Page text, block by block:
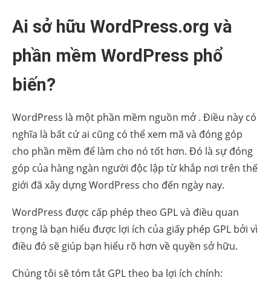
Ai sở hữu WordPress.org và
phần mềm WordPress phổ
biến?
WordPress là một phần mềm nguồn mở . Điều này có
nghĩa là bất cứ ai cũng có thể xem mã và đóng góp
cho phần mềm để làm cho nó tốt hơn. Đó là sự đóng
góp của hàng ngàn người độc lập từ khắp nơi trên thế
giới đã xây dựng WordPress cho đến ngày nay.
WordPress được cấp phép theo GPL và điều quan
trọng là bạn hiểu được lợi ích của giấy phép GPL bởi vì
điều đó sẽ giúp bạn hiểu rõ hơn về quyền sở hữu.
Chúng tôi sẽ tóm tắt GPL theo ba lợi ích chính: